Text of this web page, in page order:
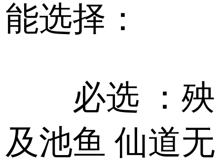
能选择：
必选 ：殃
及池鱼 仙道无